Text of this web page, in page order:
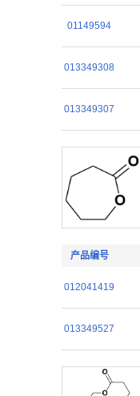
01149594
013349308
013349307
产品编号
012041419
013349527